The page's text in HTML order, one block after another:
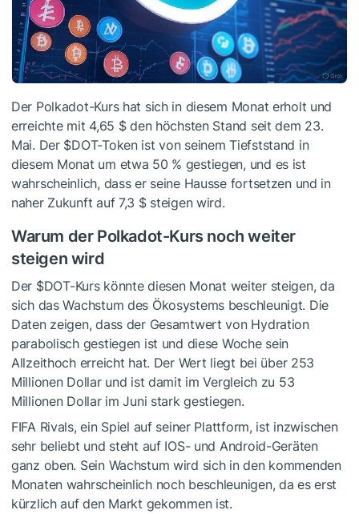
Der Polkadot-Kurs hat sich in diesem Monat erholt und
erreichte mit 4,65 $ den höchsten Stand seit dem 23.
Mai. Der $DOT-Token ist von seinem Tiefststand in
diesem Monat um etwa 50 % gestiegen, und es ist
wahrscheinlich, dass er seine Hausse fortsetzen und in
naher Zukunft auf 7,3 $ steigen wird.
Warum der Polkadot-Kurs noch weiter
steigen wird
Der $DOT-Kurs könnte diesen Monat weiter steigen, da
sich das Wachstum des Ökosystems beschleunigt. Die
Daten zeigen, dass der Gesamtwert von Hydration
parabolisch gestiegen ist und diese Woche sein
Allzeithoch erreicht hat. Der Wert liegt bei über 253
Millionen Dollar und ist damit im Vergleich zu 53
Millionen Dollar im Juni stark gestiegen.
FIFA Rivals, ein Spiel auf seiner Plattform, ist inzwischen
sehr beliebt und steht auf IOS- und Android-Geräten
ganz oben. Sein Wachstum wird sich in den kommenden
Monaten wahrscheinlich noch beschleunigen, da es erst
kürzlich auf den Markt gekommen ist.